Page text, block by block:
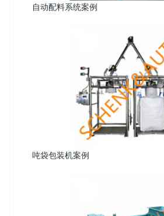
自动配料系统案例
吨袋包装机案例